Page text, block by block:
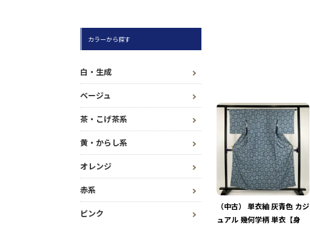
カラーから探す
白・生成
ベージュ
茶・こげ茶系
黄・からし系
オレンジ
赤系
ピンク
（中古） 単衣紬 灰青色 カジ
ュアル 幾何学柄 単衣【身